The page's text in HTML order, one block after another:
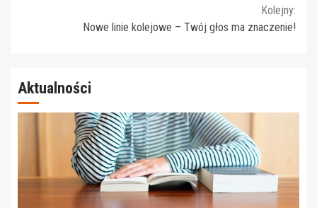
Kolejny:
Nowe linie kolejowe – Twój głos ma znaczenie!
Aktualności